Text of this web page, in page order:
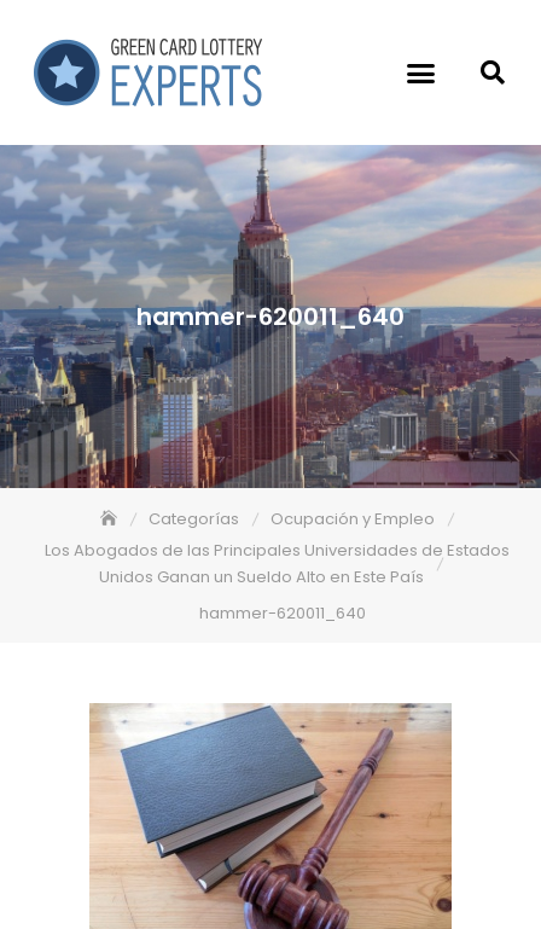
hammer-620011_640
Categorías
Ocupación y Empleo
Los Abogados de las Principales Universidades de Estados
Unidos Ganan un Sueldo Alto en Este País
hammer-620011_640